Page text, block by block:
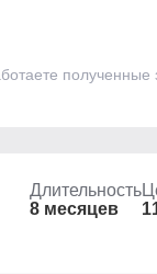
полученные
Длительность
8 месяцев